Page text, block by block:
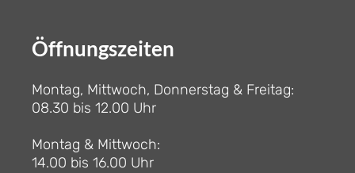
Öffnungszeiten
Montag, Mittwoch, Donnerstag & Freitag:
08.30 bis 12.00 Uhr
Montag & Mittwoch:
14.00 bis 16.00 Uhr